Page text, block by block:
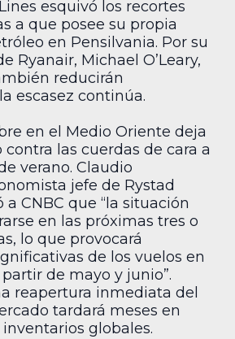
esquivó los recortes
a que posee su propia
en Pensilvania. Por su
Ryanair, Michael O’Leary,
reducirán
escasez continúa.
en el Medio Oriente deja
contra las cuerdas de cara a
verano. Claudio
jefe de Rystad
a CNBC que “la situación
en las próximas tres o
lo que provocará
de los vuelos en
de mayo y junio”.
reapertura inmediata del
tardará meses en
globales.